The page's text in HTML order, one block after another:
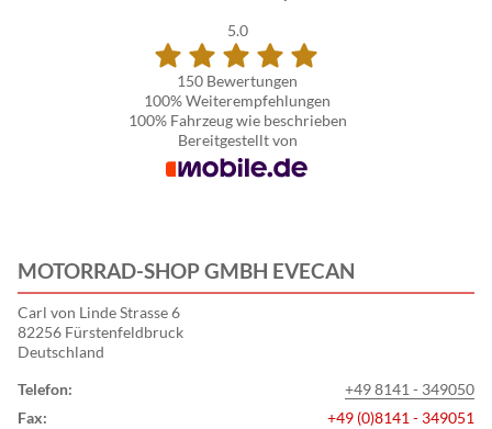
5.0
150 Bewertungen
100%Weiterempfehlungen
100%Fahrzeug wie beschrieben
Bereitgestellt von
MOTORRAD-SHOP GMBH EVECAN
Carl von Linde Strasse 6
82256 Fürstenfeldbruck
Deutschland
Telefon:
+49 8141 - 349050
Fax:
+49 (0)8141 - 349051